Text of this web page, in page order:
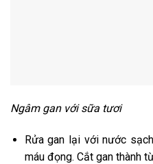
Ngâm gan với sữa tươi
Rửa gan lại với nước
máu đọng. Cắt gan thành